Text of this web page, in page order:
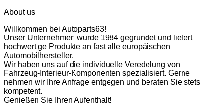
About us
Willkommen bei Autoparts63!
Unser Unternehmen wurde 1984 gegründet und liefert
hochwertige Produkte an fast alle europäischen
Automobilhersteller.
Wir haben uns auf die individuelle Veredelung von
Fahrzeug-Interieur-Komponenten spezialisiert. Gerne
nehmen wir Ihre Anfrage entgegen und beraten Sie stets
kompetent.
Genießen Sie Ihren Aufenthalt!